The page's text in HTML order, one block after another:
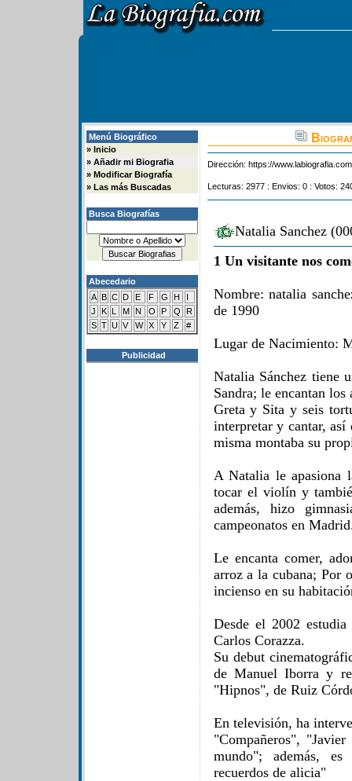
Menú Biográfico
» Inicio
» Añadir mi Biografia
» Modificar Biografía
» Las más Buscadas
Busca Biografías
Abecedario
A B C D E F G H
I
J
K L M N O P Q
R
S T U V W X Y Z #
Publicidad
Dirección: https://
Lecturas: 2977 : Envios: 0 : Votos:
Natalia Sanchez
1 Un visitante nos
Nombre: natalia
de 1990
Lugar de Nacimiento:
Natalia Sánchez tiene
Sandra; le encantan
Greta y Sita y seis
interpretar y cantar, así
misma montaba su
A Natalia le apasiona
tocar el violín y
además, hizo
campeonatos en
Le encanta comer,
arroz a la cubana; Por
incienso en su
Desde el 2002
Carlos Corazza.
Su debut
de Manuel Iborra y
"Hipnos", de Ruiz
En televisión, ha
"Compañeros",
mundo"; además,
recuerdos de alicia"